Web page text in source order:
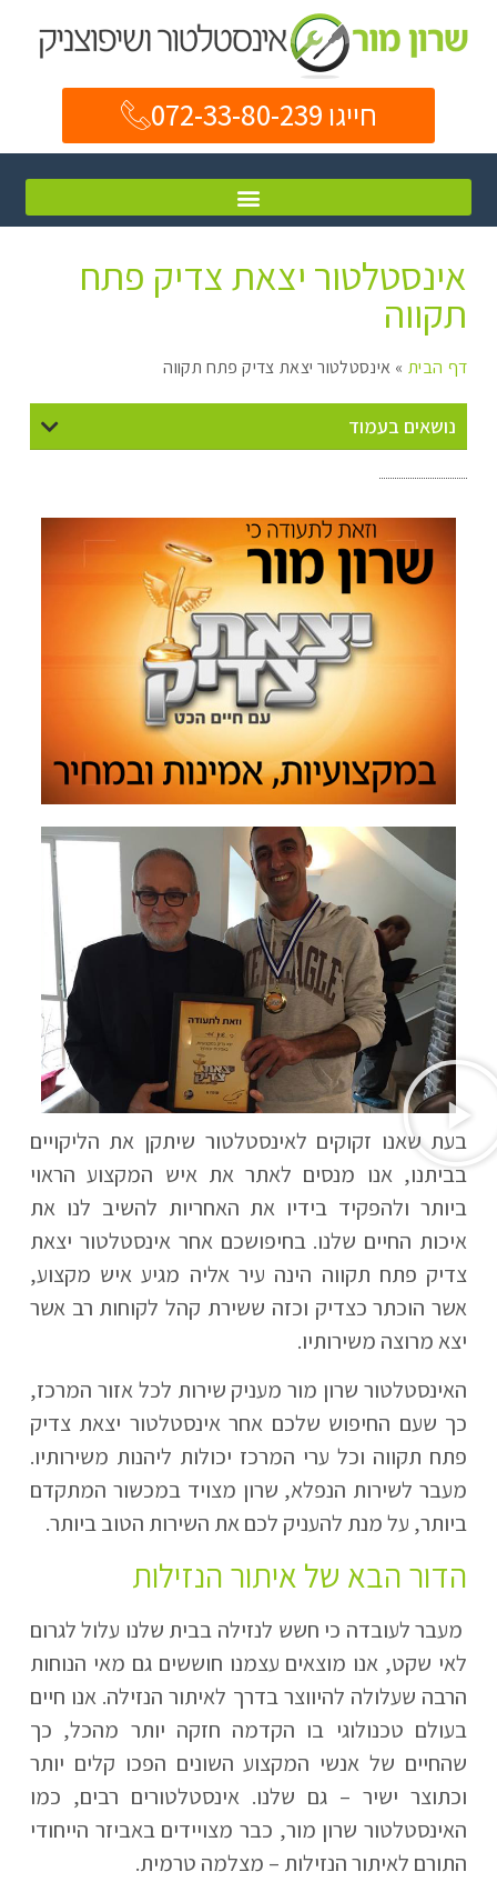
חייגו 072-33-80-239
אינסטלטור יצאת צדיק פתח
תקווה
דף הבית» אינסטלטור יצאת צדיק פתח תקווה
נושאים בעמוד
בעת שאנו זקוקים לאינסטלטור שיתקן את הליקויים
בביתנו, אנו מנסים לאתר את איש המקצוע הראוי
ביותר ולהפקיד בידיו את האחריות להשיב לנו את
איכות החיים שלנו. בחיפושכם אחר אינסטלטור יצאת
צדיק פתח תקווה הינה עיר אליה מגיע איש מקצוע,
אשר הוכתר כצדיק וכזה ששירת קהל לקוחות רב אשר
יצא מרוצה משירותיו.
האינסטלטור שרון מור מעניק שירות לכל אזור המרכז,
כך שעם החיפוש שלכם אחר אינסטלטור יצאת צדיק
פתח תקווה וכל ערי המרכז יכולות ליהנות משירותיו.
מעבר לשירות הנפלא, שרון מצויד במכשור המתקדם
ביותר, על מנת להעניק לכם את השירות הטוב ביותר.
הדור הבא של איתור הנזילות
מעבר לעובדה כי חשש לנזילה בבית שלנו עלול לגרום
לאי שקט, אנו מוצאים עצמנו חוששים גם מאי הנוחות
הרבה שעלולה להיווצר בדרך לאיתור הנזילה. אנו חיים
בעולם טכנולוגי בו הקדמה חזקה יותר מהכל, כך
שהחיים של אנשי המקצוע השונים הפכו קלים יותר
וכתוצר ישיר – גם שלנו. אינסטלטורים רבים, כמו
האינסטלטור שרון מור, כבר מצויידים באביזר הייחודי
התורם לאיתור הנזילות – מצלמה טרמית.